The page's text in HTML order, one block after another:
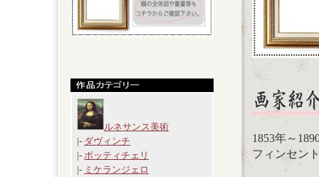
ルネサンス美術
|- ダヴィンチ
|- ボッティチェリ
|- ミケランジェロ
1853年～
フィンセン